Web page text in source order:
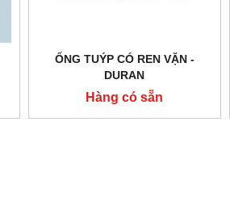
ỐNG TUÝP CÓ REN VẶN -
DURAN
Hàng có sẵn